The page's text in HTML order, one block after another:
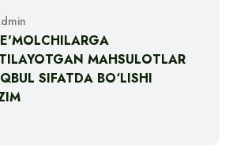
MAHSULOTLAR
SIFATDA BO‘LISHI